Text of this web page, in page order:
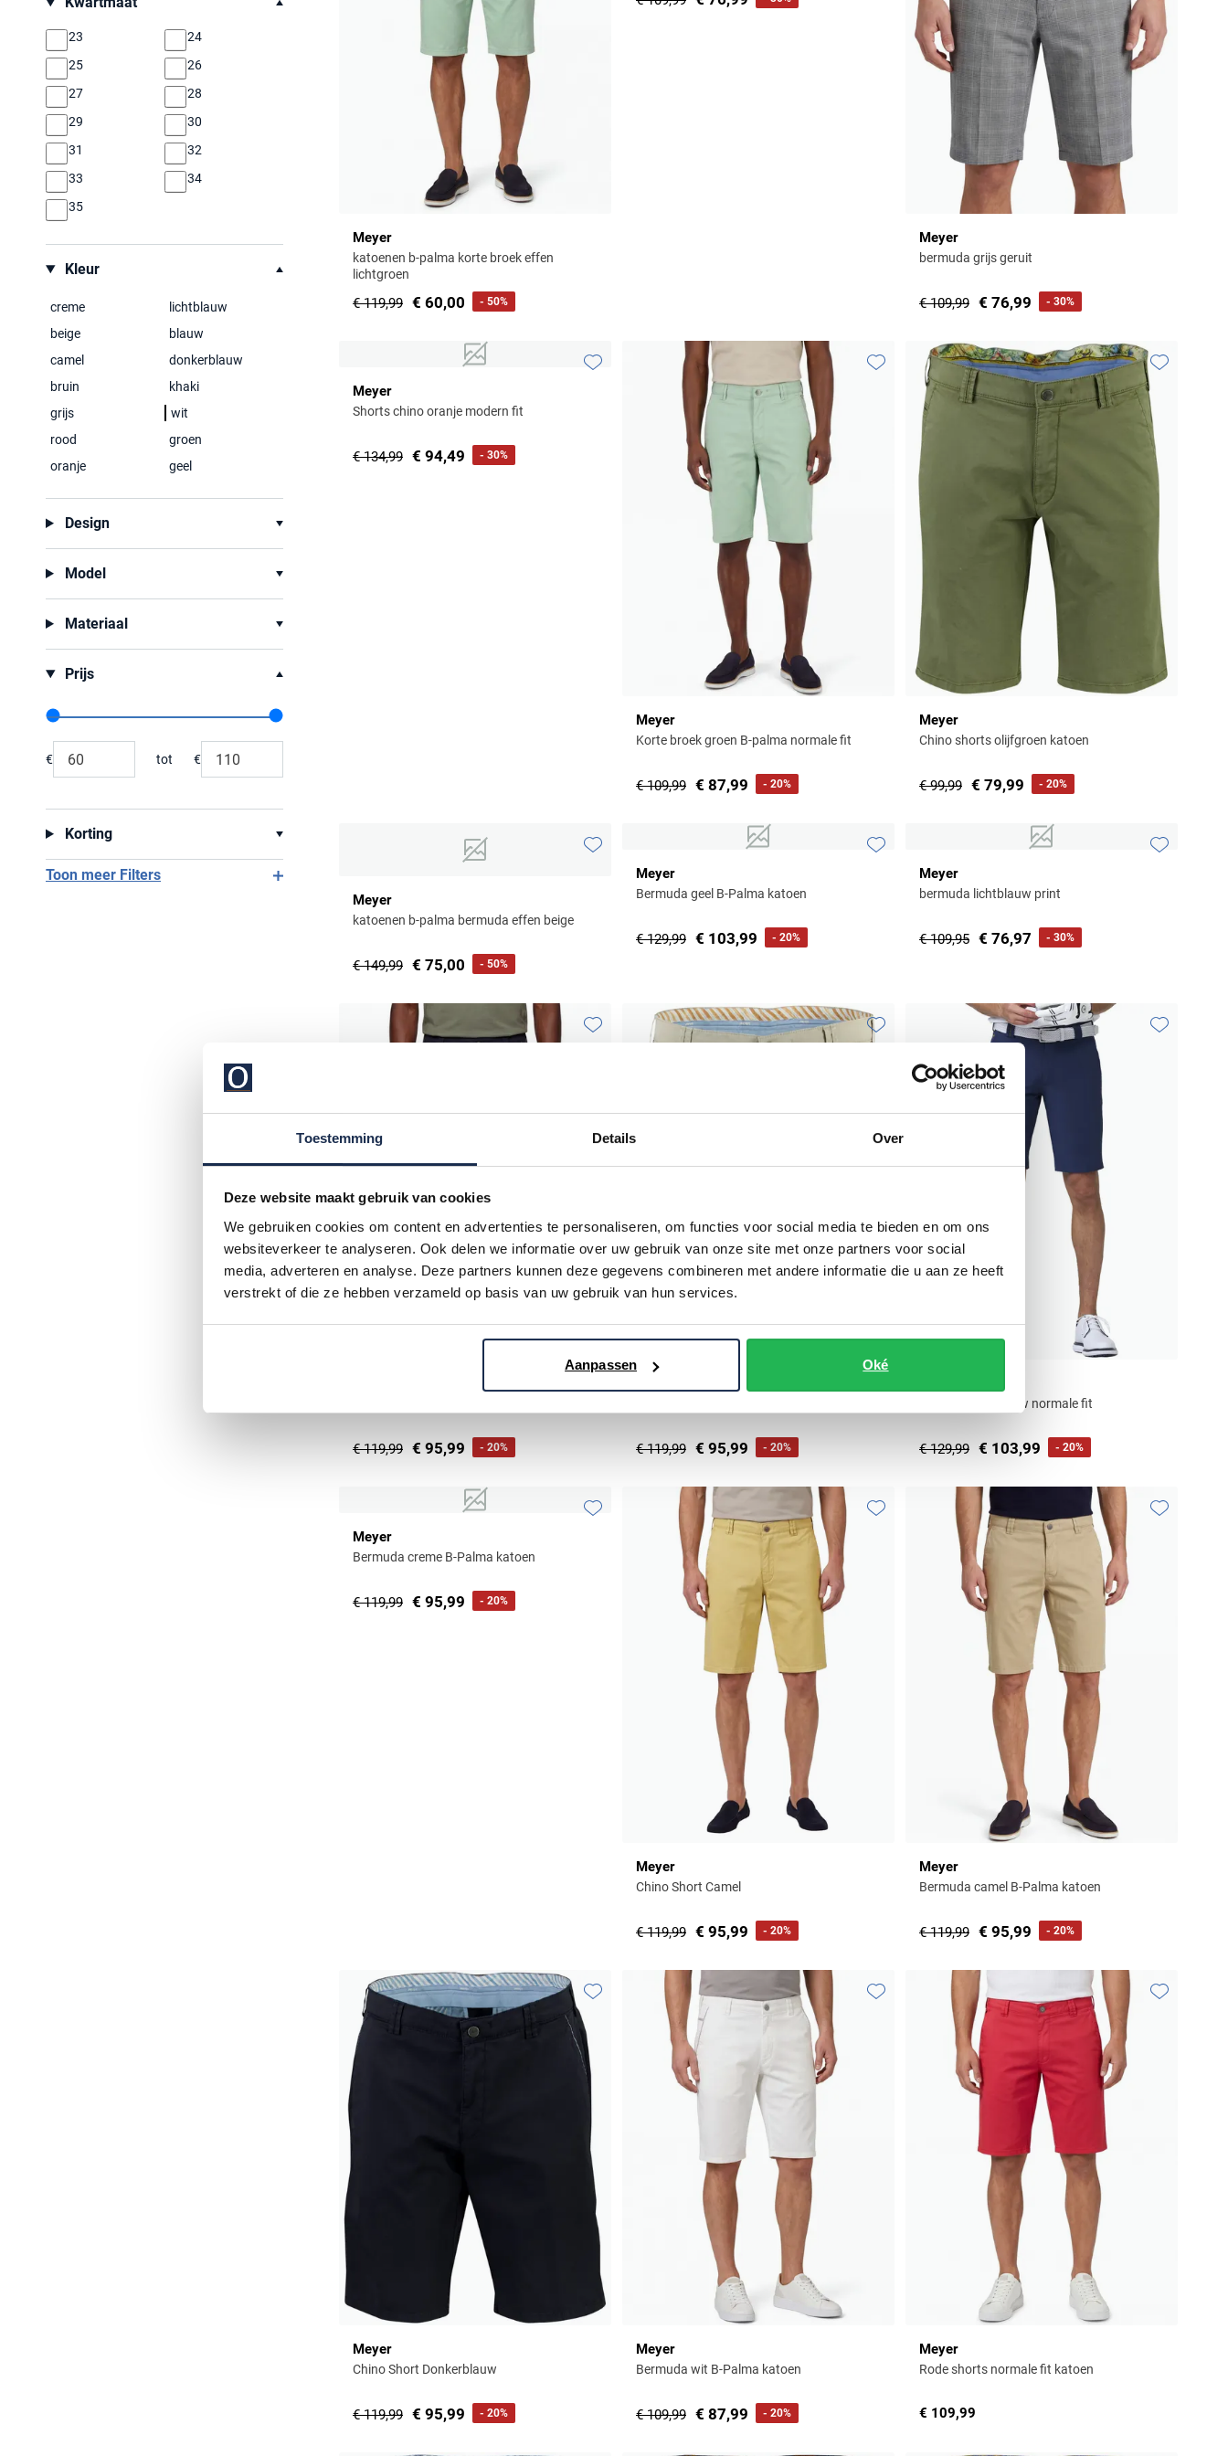
Toestemming Details Over
Deze website maakt gebruik van cookies
We gebruiken cookies om content en advertenties te personaliseren, om functies voor social media te bieden en om ons
websiteverkeer te analyseren. Ook delen we informatie over uw gebruik van onze site met onze partners voor social
media, adverteren en analyse. Deze partners kunnen deze gegevens combineren met andere informatie die u aan ze heeft
verstrekt of die ze hebben verzameld op basis van uw gebruik van hun services.
Aanpassen Oké
23
24
25
26
27
28
29
30
31
32
33
34
35
Kleur
creme
lichtblauw
beige
blauw
camel
donkerblauw
bruin
khaki
grijs
wit
rood
groen
oranje
geel
Design
Model
Materiaal
Prijs
Range slider min value
Range slider max value
€
tot
€
Korting
Toon meer Filters
Meyer
katoenen b-palma korte broek effen
lichtgroen
€ 119,99 € 60,00 - 50%
Meyer
bermuda grijs geruit
€ 109,99 € 76,99 - 30%
Meyer
Shorts chino oranje modern fit
€ 134,99 € 94,49 - 30%
Toevoegen aan favorieten
Meyer
Korte broek groen B-palma normale fit
€ 109,99 € 87,99 - 20%
Toevoegen aan favorieten
Meyer
Chino shorts olijfgroen katoen
€ 99,99 € 79,99 - 20%
Meyer
katoenen b-palma bermuda effen beige
€ 149,99 € 75,00 - 50%
Toevoegen aan favorieten
Meyer
Bermuda geel B-Palma katoen
€ 129,99 € 103,99 - 20%
Toevoegen aan favorieten
Meyer
bermuda lichtblauw print
€ 109,95 € 76,97 - 30%
€ 119,99 € 95,99 - 20%
Toevoegen aan favorieten
€ 119,99 € 95,99 - 20%
Toevoegen aan favorieten
Chino shorts blauw normale fit
€ 129,99 € 103,99 - 20%
Meyer
Bermuda creme B-Palma katoen
€ 119,99 € 95,99 - 20%
Toevoegen aan favorieten
Meyer
Chino Short Camel
€ 119,99 € 95,99 - 20%
Toevoegen aan favorieten
Meyer
Bermuda camel B-Palma katoen
€ 119,99 € 95,99 - 20%
Meyer
Chino Short Donkerblauw
€ 119,99 € 95,99 - 20%
Toevoegen aan favorieten
Meyer
Bermuda wit B-Palma katoen
€ 109,99 € 87,99 - 20%
Toevoegen aan favorieten
Meyer
Rode shorts normale fit katoen
€ 109,99